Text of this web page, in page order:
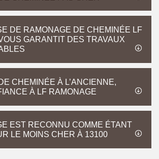
DE RAMONAGE DE CHEMINÉE LF
GARANTIT DES TRAVAUX
CHEMINÉE À L’ANCIENNE,
À LF RAMONAGE
EST RECONNU COMME ÉTANT
LE MOINS CHER À 13100